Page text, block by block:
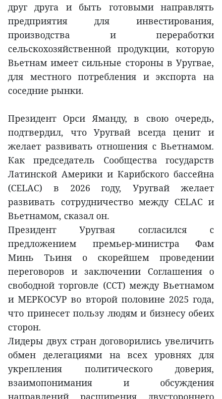
друг друга и быть готовыми направлять
предприятия для инвестирования,
производства и переработки
сельскохозяйственной продукции, которую
Вьетнам имеет сильные стороны в Уругвае,
для местного потребления и экспорта на
соседние рынки.
Президент Орси Яманду, в свою очередь,
подтвердил, что Уругвай всегда ценит и
желает развивать отношения с Вьетнамом.
Как председатель Сообщества государств
Латинской Америки и Карибского бассейна
(CELAC) в 2026 году, Уругвай желает
развивать сотрудничество между CELAC и
Вьетнамом, сказал он.
Президент Уругвая согласился с
предложением премьер-министра Фам
Минь Тьиня о скорейшем проведении
переговоров и заключении Соглашения о
свободной торговле (ССТ) между Вьетнамом
и МЕРКОСУР во второй половине 2025 года,
что принесет пользу людям и бизнесу обеих
сторон.
Лидеры двух стран договорились увеличить
обмен делегациями на всех уровнях для
укрепления политического доверия,
взаимопонимания и обсуждения